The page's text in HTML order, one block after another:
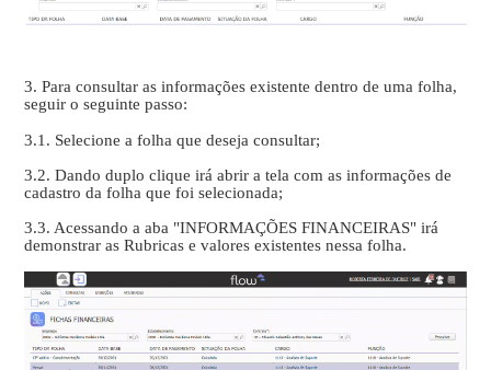
3. Para consultar as informações existente dentro de uma folha,
seguir o seguinte passo:
3.1. Selecione a folha que deseja consultar;
3.2. Dando duplo clique irá abrir a tela com as informações de
cadastro da folha que foi selecionada;
3.3. Acessando a aba "INFORMAÇÕES FINANCEIRAS" irá
demonstrar as Rubricas e valores existentes nessa folha.